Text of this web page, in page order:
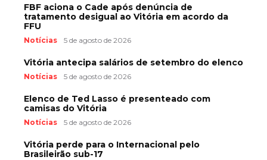
FBF aciona o Cade após denúncia de
tratamento desigual ao Vitória em acordo da
FFU
Notícias 5 de agosto de 2026
Vitória antecipa salários de setembro do elenco
Notícias 5 de agosto de 2026
Elenco de Ted Lasso é presenteado com
camisas do Vitória
Notícias 5 de agosto de 2026
Vitória perde para o Internacional pelo
Brasileirão sub-17